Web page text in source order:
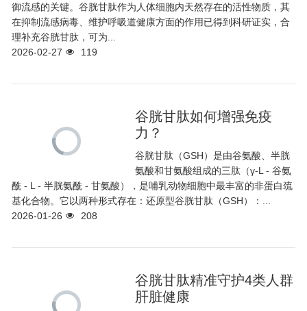
御流感的关键。谷胱甘肽作为人体细胞内天然存在的活性物质，其
在抑制流感病毒、维护呼吸道健康方面的作用已得到科研证实，合
理补充谷胱甘肽，可为...
2026-02-27
119
谷胱甘肽如何增强免疫
力？
谷胱甘肽（GSH）是由谷氨酸、半胱
氨酸和甘氨酸组成的三肽（γ-L - 谷氨
酰 - L - 半胱氨酰 - 甘氨酸），是哺乳动物细胞中最丰富的非蛋白巯
基化合物。它以两种形式存在：还原型谷胱甘肽（GSH）：...
2026-01-26
208
谷胱甘肽精准守护4类人群
肝脏健康